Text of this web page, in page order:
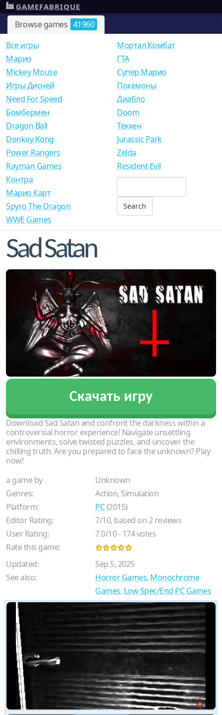
Browse games 41960
GAMEFABRIQUE
Все игры
Mарио
Mickey Mouse
Игры Дисней
Need For Speed
Мортал Комбат
ГТА
Супер Марио
Покемоны
Диабло
Бомбермен
Dragon Ball
Donkey Kong
Power Rangers
Rayman Games
Doom
Теккен
Jurassic Park
Zelda
Resident Evil
Контра
Марио Карт
Spyro The Dragon
WWE Games
Sad Satan
Скачать игру
Download Sad Satan and confront the darkness within a
controversial horror experience! Navigate unsettling
environments, solve twisted puzzles, and uncover the
chilling truth. Are you prepared to face the unknown? Play
now!
a game by
Unknown
Genres:
Action, Simulation
Platform:
PC(2015)
Editor Rating:
7/10, based on2reviews
User Rating:
7.0/10-174votes
Rate this game:
Updated:
Sep 5, 2025
See also:
Horror Games, Monochrome
Games, Low Spec/End PC Games